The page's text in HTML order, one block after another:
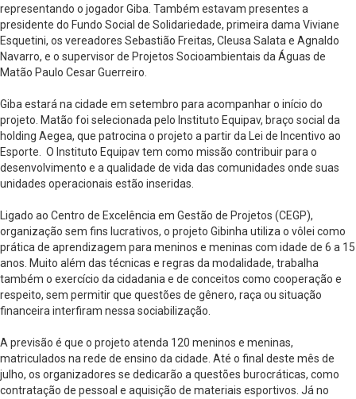
representando o jogador Giba. Também estavam presentes a
presidente do Fundo Social de Solidariedade, primeira dama Viviane
Esquetini, os vereadores Sebastião Freitas, Cleusa Salata e Agnaldo
Navarro, e o supervisor de Projetos Socioambientais da Águas de
Matão Paulo Cesar Guerreiro.
Giba estará na cidade em setembro para acompanhar o início do
projeto. Matão foi selecionada pelo Instituto Equipav, braço social da
holding Aegea, que patrocina o projeto a partir da Lei de Incentivo ao
Esporte. O Instituto Equipav tem como missão contribuir para o
desenvolvimento e a qualidade de vida das comunidades onde suas
unidades operacionais estão inseridas.
Ligado ao Centro de Excelência em Gestão de Projetos (CEGP),
organização sem fins lucrativos, o projeto Gibinha utiliza o vôlei como
prática de aprendizagem para meninos e meninas com idade de 6 a 15
anos. Muito além das técnicas e regras da modalidade, trabalha
também o exercício da cidadania e de conceitos como cooperação e
respeito, sem permitir que questões de gênero, raça ou situação
financeira interfiram nessa sociabilização.
A previsão é que o projeto atenda 120 meninos e meninas,
matriculados na rede de ensino da cidade. Até o final deste mês de
julho, os organizadores se dedicarão a questões burocráticas, como
contratação de pessoal e aquisição de materiais esportivos. Já no